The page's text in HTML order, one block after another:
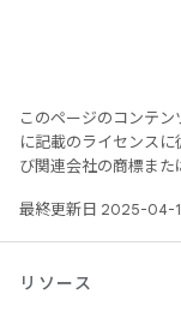
このページのコンテン
に記載のライセンス
び関連会社の商標また
最終更新日 2025-04-
リソース